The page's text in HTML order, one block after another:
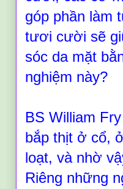
góp phần làm
tươi cười sẽ
sóc da mặt
nghiệm này?
BS William
bắp thịt ở cổ,
loạt, và nhờ
Riêng những